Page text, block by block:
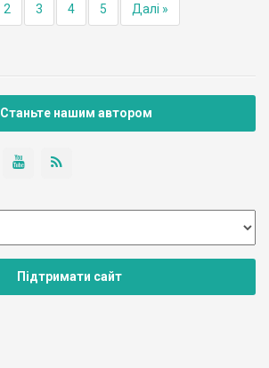
2 3 4 5 Далі »
Станьте нашим автором
Підтримати сайт